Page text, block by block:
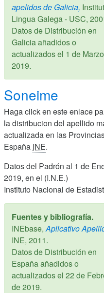
apelidos de Galicia,
Lingua Galega - USC,
Datos de Distribución en
Galicia añadidos o
actualizados el 1 de
2019.
Soneime
Haga click en este enlace
la distribucion del apellido
actualizada en las
España INE.
Datos del Padrón al 1 de
2019, en el (I.N.E.)
Instituto Nacional de
Fuentes y bibliografía.
INEbase, Aplicativo
INE, 2011.
Datos de Distribución en
España añadidos o
actualizados el 22 de
de 2019.